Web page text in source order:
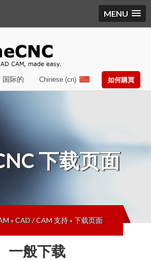
MENU
国际的 如何購買
Chinese (cn)
下载页面
»CAD / CAM 支持»下载页面
一般下载